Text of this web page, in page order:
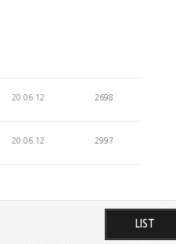
20.06.12 2698
20.06.12 2997
LIST